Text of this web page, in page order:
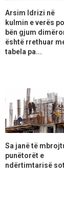
Arsim Idrizi në
kulmin e verës po
bën gjum
është rrethuar
tabela pa...
Sa janë të
punëtorët e
ndërtimtarisë